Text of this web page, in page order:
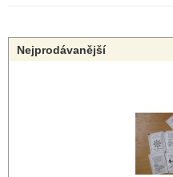
Nejprodávanější